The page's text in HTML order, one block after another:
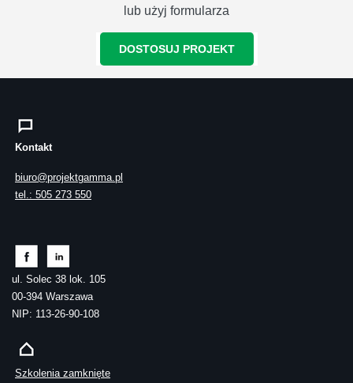
lub użyj formularza
DOSTOSUJ PROJEKT
Kontakt
biuro@projektgamma.pl
tel.: 505 273 550
ul. Solec 38 lok. 105
00-394 Warszawa
NIP: 113-26-90-108
Szkolenia zamknięte